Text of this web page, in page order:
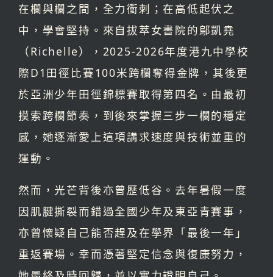
在欄與欄之間，全力衝刺；在高低起伏之
中，學會堅持。來自拔萃女書院的鄔凱堯
（Richelle），2025-2026年度港九中學校
際D1田徑比賽100米跨欄奪得金牌，其後更
於亞洲少年田徑錦標賽取得第四名。由最初
摸索跨欄節奏，到後來掌握三步一欄的穩定
感，她逐漸愛上這項講求速度與技術並重的
運動。
然而，光芒背後亦曾歷低谷。去年暑假一度
因肌腱撕裂而錯過全國少年及東亞青賽事，
亦曾懷疑自己能否趕及在學界「最後一年」
重返賽場。幸而憑著堅定信念與復康努力，